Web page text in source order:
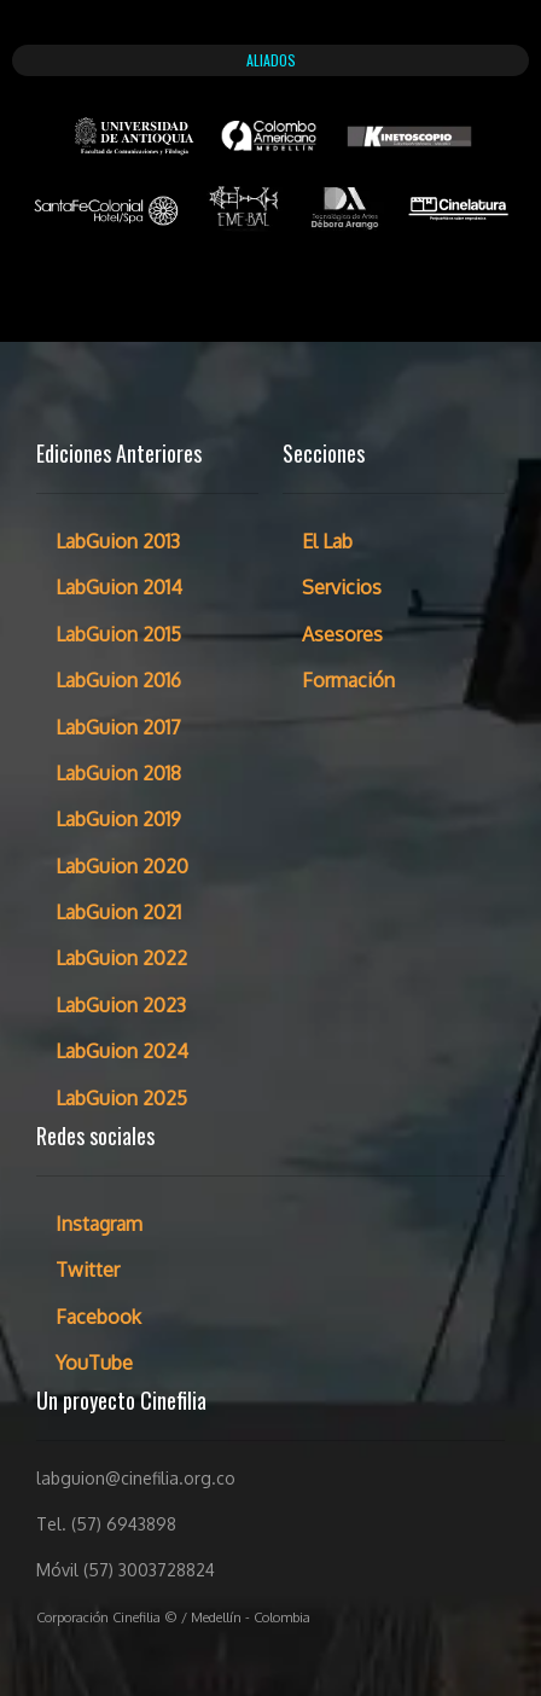
ALIADOS
Ediciones Anteriores
LabGuion 2013
LabGuion 2014
LabGuion 2015
LabGuion 2016
LabGuion 2017
LabGuion 2018
LabGuion 2019
LabGuion 2020
LabGuion 2021
LabGuion 2022
LabGuion 2023
LabGuion 2024
LabGuion 2025
Secciones
El Lab
Servicios
Asesores
Formación
Redes sociales
Instagram
Twitter
Facebook
YouTube
Un proyecto Cinefilia
labguion@cinefilia.org.co
Tel. (57) 6943898
Móvil (57) 3003728824
Corporación Cinefilia © / Medellín - Colombia